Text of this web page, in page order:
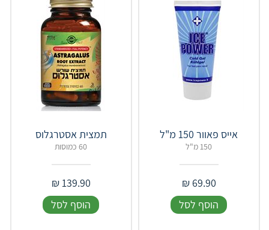
אייס פאוור 150 מ"ל
150 מ"ל
69.90
₪
הוסף לסל
תמצית אסטרגלוס
60 כמוסות
139.90
₪
הוסף לסל